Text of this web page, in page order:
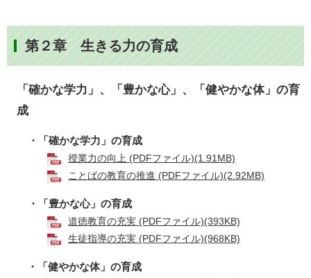
第２章 生きる力の育成
「確かな学力」、「豊かな心」、「健やかな体」の育
成
・「確かな学力」の育成
授業力の向上 (PDFファイル)(1.91MB)
ことばの教育の推進 (PDFファイル)(2.92MB)
・「豊かな心」の育成
道徳教育の充実 (PDFファイル)(393KB)
生徒指導の充実 (PDFファイル)(968KB)
・「健やかな体」の育成